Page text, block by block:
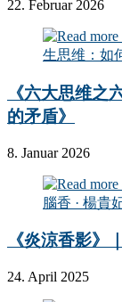
22. Februar 2026
《六大思维之
的矛盾》
8. Januar 2026
《炎涼香影》
24. April 2025